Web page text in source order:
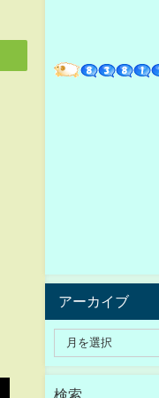
アーカイブ
検索